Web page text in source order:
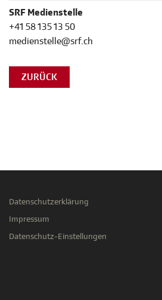
SRF Medienstelle
+41 58 135 13 50
medienstelle@srf.ch
ZURÜCK
Datenschutzerklärung
Impressum
Datenschutz-Einstellungen